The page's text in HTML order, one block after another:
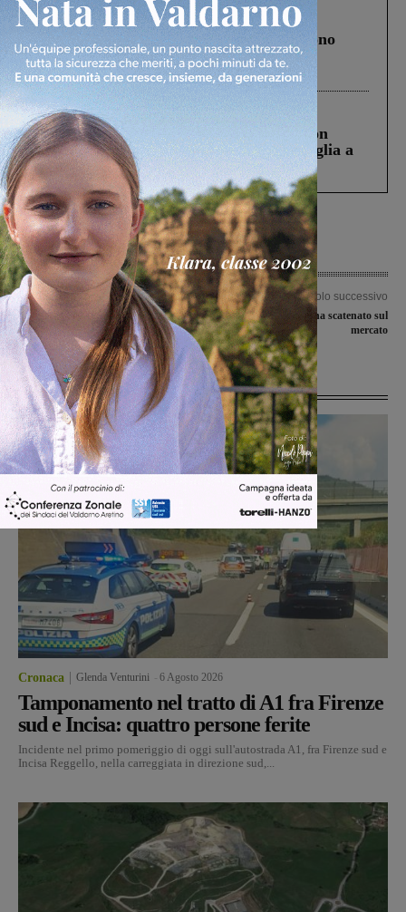
Cronaca 4 Agosto 2026
Un anno fa la strage in A1 in cui morirono
Gianni, Giulia e Franco. Lo schianto, il
processo, lo stop ai sorpassi fra tir....
Cronaca 3 Agosto 2026
Scomparso da una struttura di Castiglion
Fiorentino l’uomo che aveva ucciso la figlia a
Levane nel 2020
Articolo precedente
Nasce il Comitato del ‘no’ alla riforma
costituzionale
Articolo successivo
L’Atletico Levane Leona scatenato sul
mercato
Ultime Notizie
Cronaca Glenda Venturini 6 Agosto 2026
Tamponamento nel tratto di A1 fra Firenze
sud e Incisa: quattro persone ferite
Incidente nel primo pomeriggio di oggi sull'autostrada A1, fra Firenze sud e
Incisa Reggello, nella carreggiata in direzione sud,...